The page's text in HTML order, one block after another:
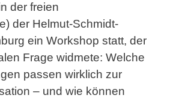
der freien
der Helmut-Schmidt-
ein Workshop statt, der
Frage widmete: Welche
passen wirklich zur
– und wie können